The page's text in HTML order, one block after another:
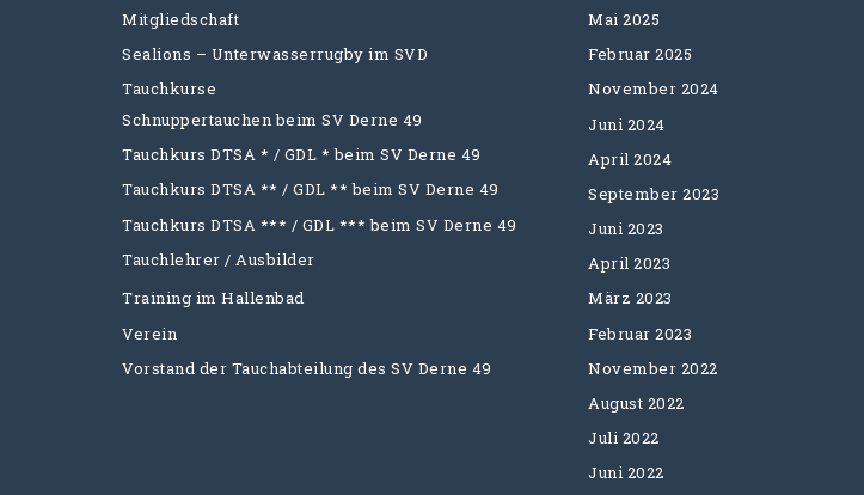
Mitgliedschaft
Sealions – Unterwasserrugby im SVD
Tauchkurse
Schnuppertauchen beim SV Derne 49
Tauchkurs DTSA * / GDL * beim SV Derne 49
Tauchkurs DTSA ** / GDL ** beim SV Derne 49
Tauchkurs DTSA *** / GDL *** beim SV Derne 49
Tauchlehrer / Ausbilder
Training im Hallenbad
Verein
Vorstand der Tauchabteilung des SV Derne 49
Mai 2025
Februar 2025
November 2024
Juni 2024
April 2024
September 2023
Juni 2023
April 2023
März 2023
Februar 2023
November 2022
August 2022
Juli 2022
Juni 2022